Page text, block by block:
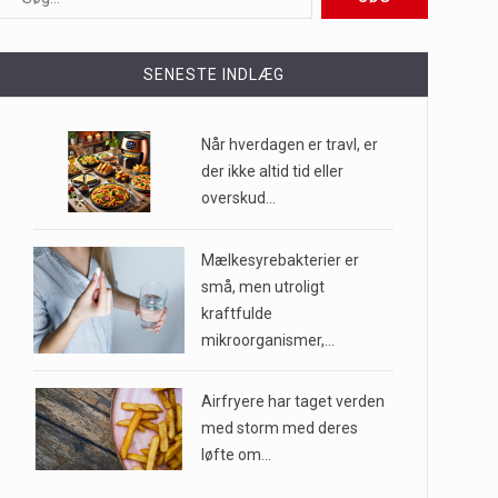
af mennesker…
til…
SENESTE INDLÆG
Når hverdagen er travl, er
der ikke altid tid eller
overskud…
Mælkesyrebakterier er
små, men utroligt
kraftfulde
mikroorganismer,…
Airfryere har taget verden
med storm med deres
løfte om…